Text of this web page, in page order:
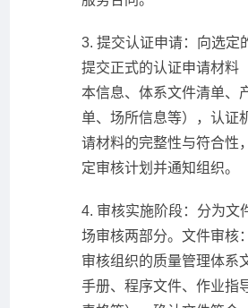
3. 提交认证申请：向选定
提交正式的认证申请材料
本信息、体系文件清单、
单、场所信息等），认证
请材料的完整性与符合性
定审核计划并通知组织。
4. 审核实施阶段：分为文
场审核两部分。文件审核
审核组织的质量管理体系
手册、程序文件、作业指